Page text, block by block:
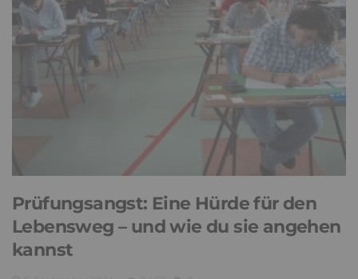
Prüfungsangst: Eine Hürde für den
Lebensweg – und wie du sie angehen
kannst